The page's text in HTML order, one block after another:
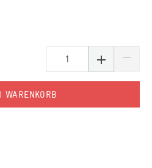
WARENKORB